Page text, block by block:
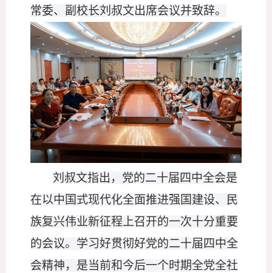
常委、副校长刘叔文出席会议并致辞。
刘叔文指出，党的二十届四中全会是
在以中国式现代化全面推进强国建设、民
族复兴伟业新征程上召开的一次十分重要
的会议。学习好贯彻好党的二十届四中全
会精神，是当前和今后一个时期全党全社